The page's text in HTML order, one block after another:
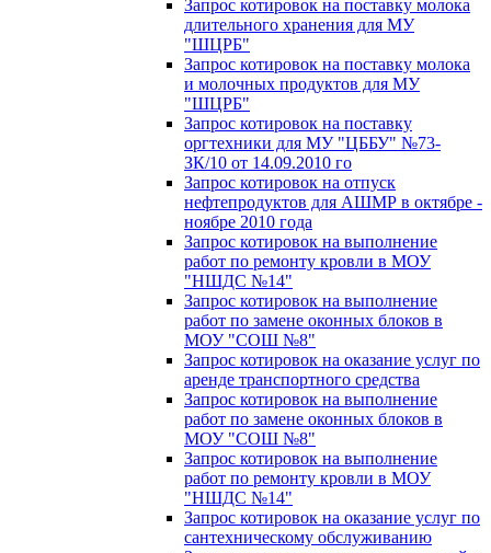
Запрос котировок на поставку молока
длительного хранения для МУ
"ШЦРБ"
Запрос котировок на поставку молока
и молочных продуктов для МУ
"ШЦРБ"
Запрос котировок на поставку
оргтехники для МУ "ЦББУ" №73-
ЗК/10 от 14.09.2010 го
Запрос котировок на отпуск
нефтепродуктов для АШМР в октябре -
ноябре 2010 года
Запрос котировок на выполнение
работ по ремонту кровли в МОУ
"НШДС №14"
Запрос котировок на выполнение
работ по замене оконных блоков в
МОУ "СОШ №8"
Запрос котировок на оказание услуг по
аренде транспортного средства
Запрос котировок на выполнение
работ по замене оконных блоков в
МОУ "СОШ №8"
Запрос котировок на выполнение
работ по ремонту кровли в МОУ
"НШДС №14"
Запрос котировок на оказание услуг по
сантехническому обслуживанию